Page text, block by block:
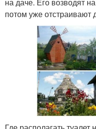
потом уже отстраивают